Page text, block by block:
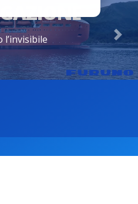
l’invisibile Next